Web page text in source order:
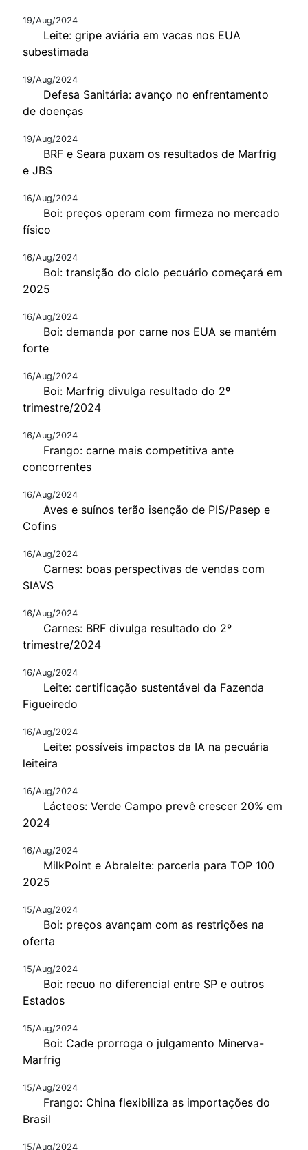
19/Aug/2024
Leite: gripe aviária em vacas nos EUA
subestimada
19/Aug/2024
Defesa Sanitária: avanço no enfrentamento
de doenças
19/Aug/2024
BRF e Seara puxam os resultados de Marfrig
e JBS
16/Aug/2024
Boi: preços operam com firmeza no mercado
físico
16/Aug/2024
Boi: transição do ciclo pecuário começará em
2025
16/Aug/2024
Boi: demanda por carne nos EUA se mantém
forte
16/Aug/2024
Boi: Marfrig divulga resultado do 2º
trimestre/2024
16/Aug/2024
Frango: carne mais competitiva ante
concorrentes
16/Aug/2024
Aves e suínos terão isenção de PIS/Pasep e
Cofins
16/Aug/2024
Carnes: boas perspectivas de vendas com
SIAVS
16/Aug/2024
Carnes: BRF divulga resultado do 2º
trimestre/2024
16/Aug/2024
Leite: certificação sustentável da Fazenda
Figueiredo
16/Aug/2024
Leite: possíveis impactos da IA na pecuária
leiteira
16/Aug/2024
Lácteos: Verde Campo prevê crescer 20% em
2024
16/Aug/2024
MilkPoint e Abraleite: parceria para TOP 100
2025
15/Aug/2024
Boi: preços avançam com as restrições na
oferta
15/Aug/2024
Boi: recuo no diferencial entre SP e outros
Estados
15/Aug/2024
Boi: Cade prorroga o julgamento Minerva-
Marfrig
15/Aug/2024
Frango: China flexibiliza as importações do
Brasil
15/Aug/2024